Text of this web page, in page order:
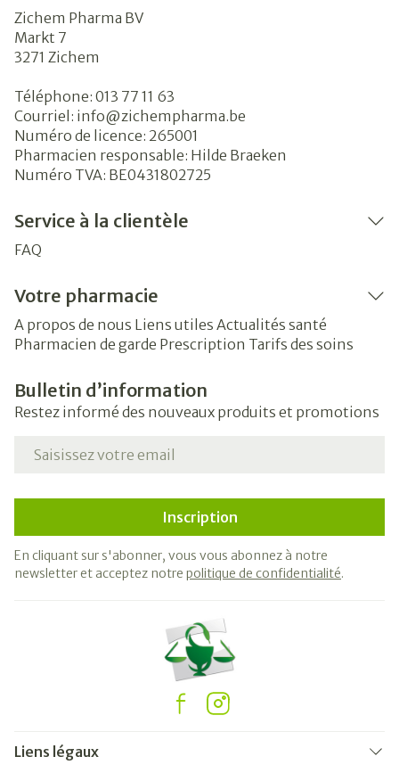
Zichem Pharma BV
Markt 7
3271 Zichem
Téléphone: 013 77 11 63
Courriel: info@zichempharma.be
Numéro de licence: 265001
Pharmacien responsable: Hilde Braeken
Numéro TVA: BE0431802725
Service à la clientèle
FAQ
Votre pharmacie
A propos de nous Liens utiles Actualités santé
Pharmacien de garde Prescription Tarifs des soins
Bulletin d’information
Restez informé des nouveaux produits et promotions
Adresse mail
Inscription
En cliquant sur s'abonner, vous vous abonnez à notre
newsletter et acceptez notre politique de confidentialité.
Liens légaux